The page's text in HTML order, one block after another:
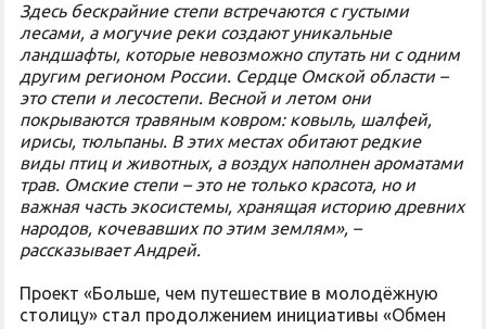
Здесь бескрайние степи встречаются с густыми
лесами, а могучие реки создают уникальные
ландшафты, которые невозможно спутать ни с одним
другим регионом России. Сердце Омской области –
это степи и лесостепи. Весной и летом они
покрываются травяным ковром: ковыль, шалфей,
ирисы, тюльпаны. В этих местах обитают редкие
виды птиц и животных, а воздух наполнен ароматами
трав. Омские степи – это не только красота, но и
важная часть экосистемы, хранящая историю древних
народов, кочевавших по этим землям», –
рассказывает Андрей.
Проект «Больше, чем путешествие в молодёжную
столицу» стал продолжением инициативы «Обмен